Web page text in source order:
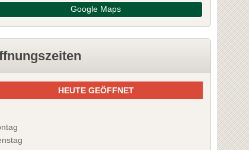
Google Maps
HEUTE GEÖFFNET